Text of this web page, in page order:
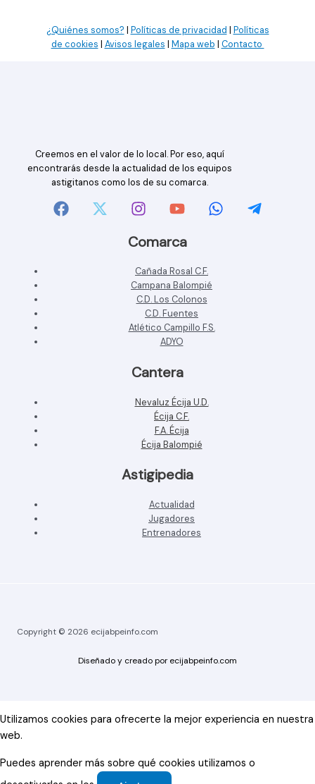
¿Quiénes somos? | Políticas de privacidad | Políticas
de cookies | Avisos legales | Mapa web | Contacto
Creemos en el valor de lo local. Por eso, aquí
encontrarás desde la actualidad de los equipos
astigitanos como los de su comarca.
Comarca
Cañada Rosal C.F.
Campana Balompié
C.D. Los Colonos
C.D. Fuentes
Atlético Campillo F.S.
ADYO
Cantera
Nevaluz Écija U.D.
Écija C.F.
F.A. Écija
Écija Balompié
Astigipedia
Actualidad
Jugadores
Entrenadores
Copyright © 2026 ecijabpeinfo.com
Diseñado y creado por ecijabpeinfo.com
Utilizamos cookies para ofrecerte la mejor experiencia en nuestra
web.
Puedes aprender más sobre qué cookies utilizamos o